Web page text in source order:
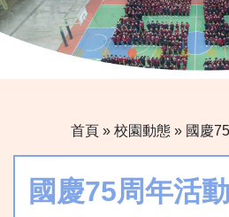
首頁 » 校園動態 » 國慶
國慶75周年活